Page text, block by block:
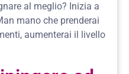
al meglio? Inizia a
mano che prenderai
aumenterai il livello